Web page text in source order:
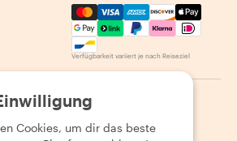
Mastercard, Visa, Amex,
Verfügbarkeit variiert je nach Reiseziel
| Datenschutzerklärung
Seitenübersicht
Cookies, um dir das beste